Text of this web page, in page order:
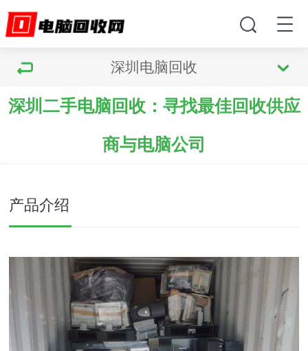
深圳电脑回收
深圳二手电脑回收：寻找最佳回收供应
商与电脑公司
产品介绍